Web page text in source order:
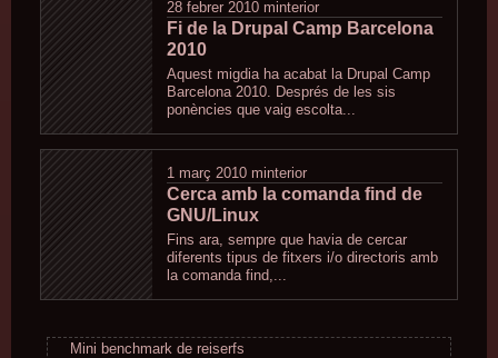
28 febrer 2010 minterior
Fi de la Drupal Camp Barcelona
2010
Aquest migdia ha acabat la Drupal Camp
Barcelona 2010. Després de les sis
ponències que vaig escolta...
1 març 2010 minterior
Cerca amb la comanda find de
GNU/Linux
Fins ara, sempre que havia de cercar
diferents tipus de fitxers i/o directoris amb
la comanda find,...
Mini benchmark de reiserfs